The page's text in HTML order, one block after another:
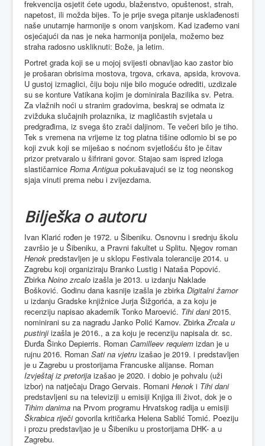
frekvencija osjetit ćete ugodu, blaženstvo, opuštenost, strah,
napetost, ili možda bijes. To je prije svega pitanje usklađenosti
naše unutarnje harmonije s onom vanjskom. Kad izađemo vani
osjećajući da nas je neka harmonija ponijela, možemo bez
straha radosno uskliknuti: Bože, ja letim.
Portret grada koji se u mojoj svijesti obnavljao kao zastor bio
je prošaran obrisima mostova, trgova, crkava, apsida, krovova.
U gustoj izmaglici, čiju boju nije bilo moguće odrediti, uzdizale
su se konture Vatikana kojim je dominirala Bazilika sv. Petra.
Za vlažnih noći u stranim gradovima, beskraj se odmata iz
zvižduka slučajnih prolaznika, iz magličastih svjetala u
predgrađima, iz svega što zrači daljinom. Te večeri bilo je tiho.
Tek s vremena na vrijeme iz tog platna tišine odlomio bi se po
koji zvuk koji se miješao s noćnom svjetlošću što je čitav
prizor pretvaralo u šifrirani govor. Stajao sam ispred izloga
slastičarnice Roma Antigua pokušavajući se iz tog neonskog
sjaja vinuti prema nebu i zvijezdama.
Bilješka o autoru
Ivan Klarić rođen je 1972. u Šibeniku. Osnovnu i srednju školu
završio je u Šibeniku, a Pravni fakultet u Splitu. Njegov roman
Henok predstavljen je u sklopu Festivala tolerancije 2014. u
Zagrebu koji organiziraju Branko Lustig i Nataša Popović.
Zbirka Noino zrcalo izašla je 2013. u izdanju Naklade
Bošković. Godinu dana kasnije izašla je zbirka Digitalni žamor
u izdanju Gradske knjižnice Jurja Šižgorića, a za koju je
recenziju napisao akademik Tonko Maroević. Tihi dani2015.
nominirani su za nagradu Janko Polić Kamov. ZbirkaZrcala u
pustinjiizašla je 2016., a za koju je recenziju napisala dr. sc.
Đurđa Šinko Depierris. Roman Camilleev requiem izdan je u
rujnu 2016. Roman Sati na vjetru izašao je 2019. i predstavljen
je u Zagrebu u prostorijama Francuske alijanse. Roman
Izvještaj iz pretorija izašao je 2020. i dobio je pohvalu (uži
izbor) na natječaju Drago Gervais. Romani Henok i Tihi dani
predstavljeni su na televiziji u emisiji Knjiga ili život, dok je o
Tihim danima na Prvom programu Hrvatskog radija u emisiji
Škrabica riječigovorila kritičarka Helena Sablić Tomić. Poeziju
i prozu predstavljao je u Šibeniku u prostorijama DHK- a u
Zagrebu.